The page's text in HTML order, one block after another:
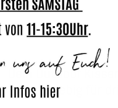
Beschreibung
Dein Outdoor
und langlebig für